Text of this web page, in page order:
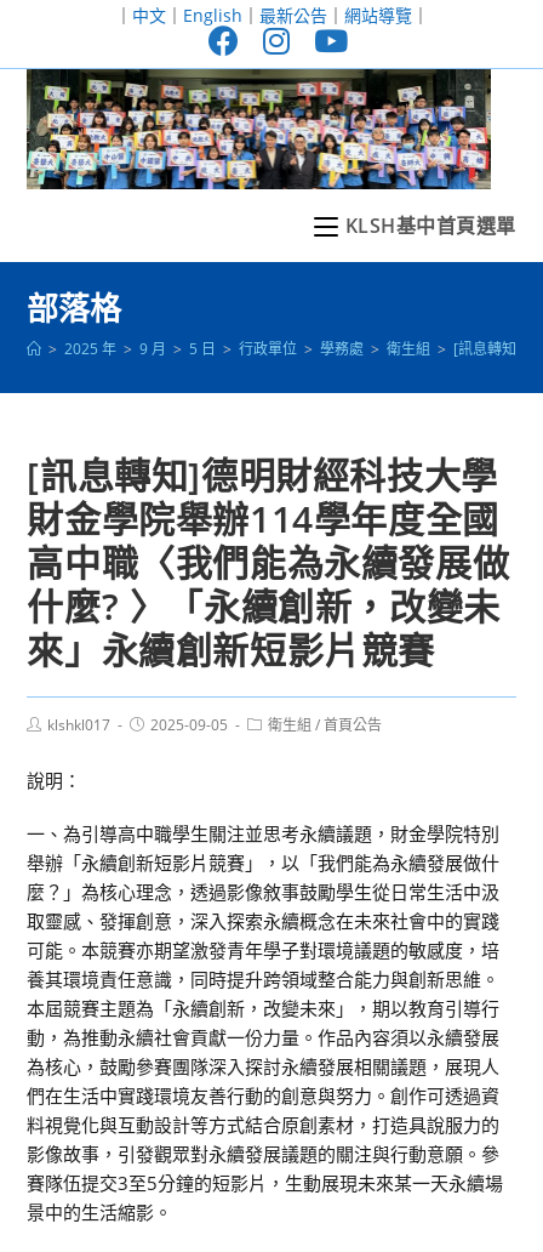
至
｜ 中文｜ English ｜ 最新公告｜ 網站導覽｜
KLSH基中首頁選單
部落格
> 2025 年 > 9 月 > 5 日 > 行政單位 > 學務處 > 衛生組 > [訊息轉知]德
[訊息轉知]德明財經科技大學
財金學院舉辦114學年度全國
高中職〈我們能為永續發展做
什麼? 〉「永續創新，改變未
來」永續創新短影片競賽
Postklshkl017
Post2025-09-05
Post衛生組 / 首頁公告
說明：
一、為引導高中職學生關注並思考永續議題，財金學院特別
舉辦「永續創新短影片競賽」，以「我們能為永續發展做什
麼？」為核心理念，透過影像敘事鼓勵學生從日常生活中汲
取靈感、發揮創意，深入探索永續概念在未來社會中的實踐
可能。本競賽亦期望激發青年學子對環境議題的敏感度，培
養其環境責任意識，同時提升跨領域整合能力與創新思維。
本屆競賽主題為「永續創新，改變未來」，期以教育引導行
動，為推動永續社會貢獻一份力量。作品內容須以永續發展
為核心，鼓勵參賽團隊深入探討永續發展相關議題，展現人
們在生活中實踐環境友善行動的創意與努力。創作可透過資
料視覺化與互動設計等方式結合原創素材，打造具說服力的
影像故事，引發觀眾對永續發展議題的關注與行動意願。參
賽隊伍提交3至5分鐘的短影片，生動展現未來某一天永續場
景中的生活縮影。